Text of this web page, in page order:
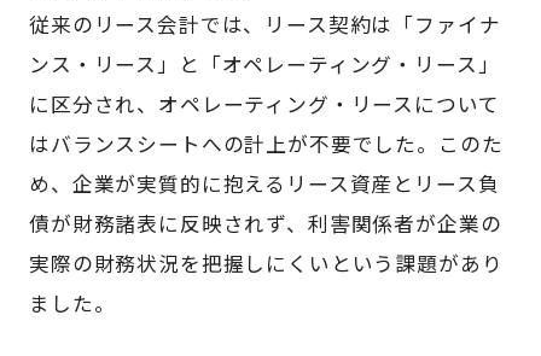
従来のリース会計では、リース契約は「ファイナ
ンス・リース」と「オペレーティング・リース」
に区分され、オペレーティング・リースについて
はバランスシートへの計上が不要でした。このた
め、企業が実質的に抱えるリース資産とリース負
債が財務諸表に反映されず、利害関係者が企業の
実際の財務状況を把握しにくいという課題があり
ました。